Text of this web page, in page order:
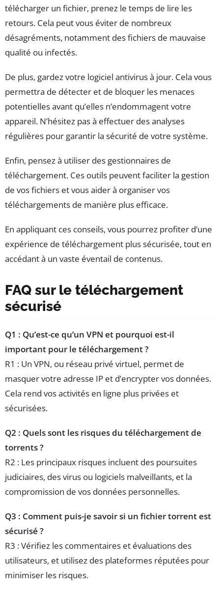
télécharger un fichier, prenez le temps de lire les
retours. Cela peut vous éviter de nombreux
désagréments, notamment des fichiers de mauvaise
qualité ou infectés.
De plus, gardez votre logiciel antivirus à jour. Cela vous
permettra de détecter et de bloquer les menaces
potentielles avant qu’elles n’endommagent votre
appareil. N’hésitez pas à effectuer des analyses
régulières pour garantir la sécurité de votre système.
Enfin, pensez à utiliser des gestionnaires de
téléchargement. Ces outils peuvent faciliter la gestion
de vos fichiers et vous aider à organiser vos
téléchargements de manière plus efficace.
En appliquant ces conseils, vous pourrez profiter d’une
expérience de téléchargement plus sécurisée, tout en
accédant à un vaste éventail de contenus.
FAQ sur le téléchargement
sécurisé
Q1 : Qu’est-ce qu’un VPN et pourquoi est-il
important pour le téléchargement ?
R1 : Un VPN, ou réseau privé virtuel, permet de
masquer votre adresse IP et d’encrypter vos données.
Cela rend vos activités en ligne plus privées et
sécurisées.
Q2 : Quels sont les risques du téléchargement de
torrents ?
R2 : Les principaux risques incluent des poursuites
judiciaires, des virus ou logiciels malveillants, et la
compromission de vos données personnelles.
Q3 : Comment puis-je savoir si un fichier torrent est
sécurisé ?
R3 : Vérifiez les commentaires et évaluations des
utilisateurs, et utilisez des plateformes réputées pour
minimiser les risques.